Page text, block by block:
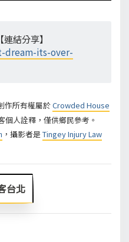
結分享】
its-over-
作所有權屬於Crowded House
人詮釋，僅供鄉民參考。
，攝影者是 Tingey Injury Law
台北